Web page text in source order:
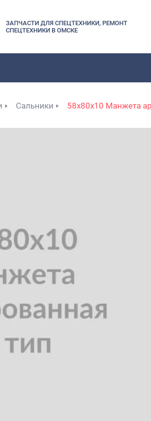
ЗАПЧАСТИ ДЛЯ СПЕЦТЕХНИКИ, РЕМОНТ
СПЕЦТЕХНИКИ В ОМСКЕ
Сальники 58x80x10 Манжета